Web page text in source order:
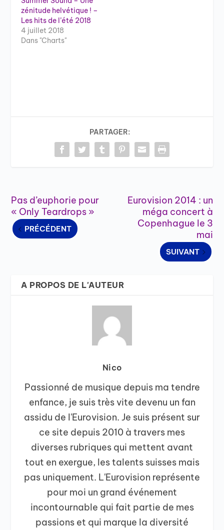
zénitude helvétique ! –
Les hits de l’été 2018
4 juillet 2018
Dans "Charts"
PARTAGER:
Pas d’euphorie pour
« Only Teardrops »
PRÉCÉDENT
Eurovision 2014 : un
méga concert à
Copenhague le 3
mai
SUIVANT
A PROPOS DE L'AUTEUR
Nico
Passionné de musique depuis ma tendre
enfance, je suis très vite devenu un fan
assidu de l'Eurovision. Je suis présent sur
ce site depuis 2010 à travers mes
diverses rubriques qui mettent avant
tout en exergue, les talents suisses mais
pas uniquement. L'Eurovision représente
pour moi un grand événement
incontournable qui fait partie de mes
passions et qui marque la diversité